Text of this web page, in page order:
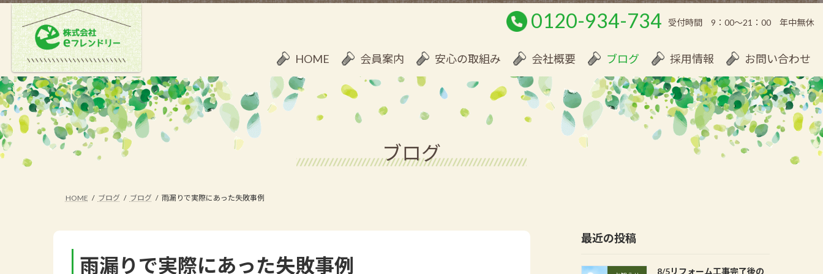
へ
ス
キ
ッ
プ
ョ
ン
に
移
動
0120-934-734 受付時間 9：00～21：00 年中無休
HOME 会員案内 安心の取組み 会社概要 ブログ 採用情報 お問い合わせ
ブログ
HOME ブログ ブログ 雨漏りで実際にあった失敗事例
雨漏りで実際にあった失敗事例
最近の投稿
8/5リフォーム工事完了後の